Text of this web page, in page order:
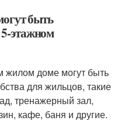
быть
этажном
жилом доме могут быть
для жильцов, такие
тренажерный зал,
кафе, баня и другие.